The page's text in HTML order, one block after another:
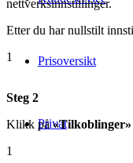
Prisoversikt
Privat
nettverksinnstillinger.
Etter du har nullstilt
1
Steg 2
Klikk på«Tilkoblinger»
1